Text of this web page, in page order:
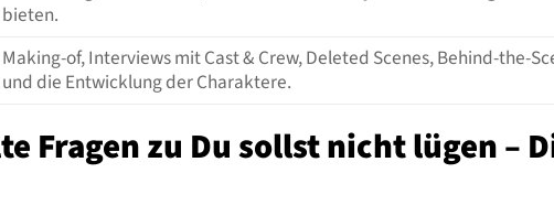
bieten.
Making-of, Interviews mit Cast & Crew, Deleted Scenes, Behind-the-
und die Entwicklung der Charaktere.
Fragen zu Du sollst nicht lügen –